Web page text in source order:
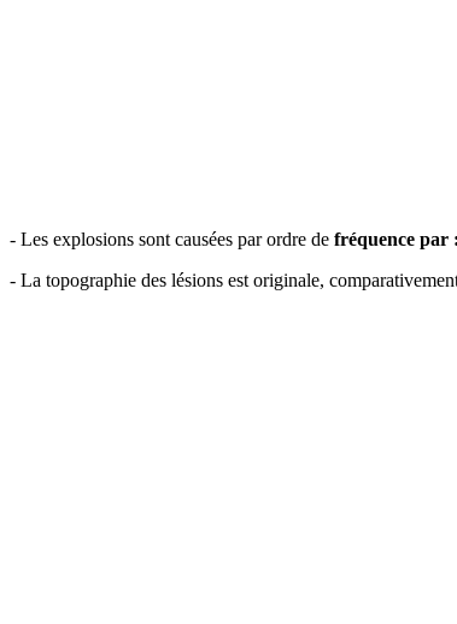
- Les explosions sont causées par ordre de fréquence par
- La topographie des lésions est originale,